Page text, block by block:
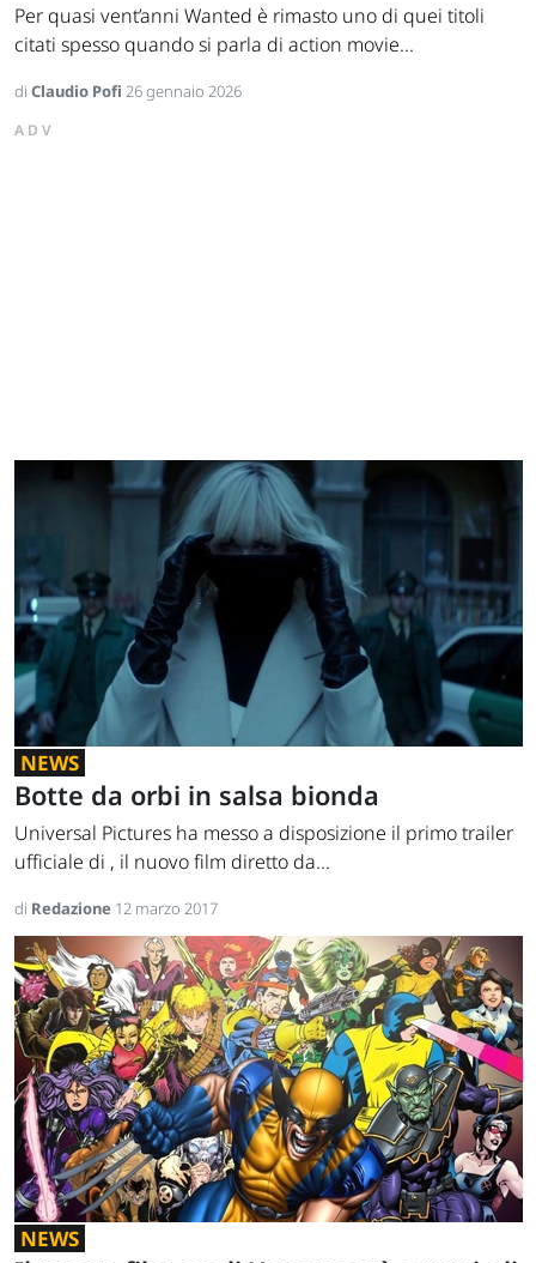
Per quasi vent’anni Wanted è rimasto uno di quei titoli
citati spesso quando si parla di action movie...
di Claudio Pofi 26 gennaio 2026
ADV
NEWS
Botte da orbi in salsa bionda
Universal Pictures ha messo a disposizione il primo trailer
ufficiale di , il nuovo film diretto da...
di Redazione 12 marzo 2017
NEWS